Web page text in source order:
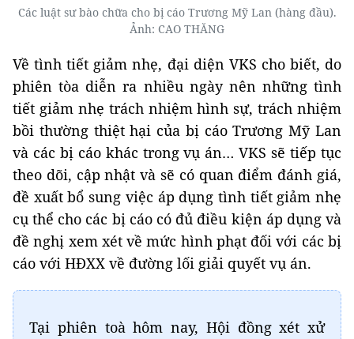
Các luật sư bào chữa cho bị cáo Trương Mỹ Lan (hàng đầu).
Ảnh: CAO THĂNG
Về tình tiết giảm nhẹ, đại diện VKS cho biết, do
phiên tòa diễn ra nhiều ngày nên những tình
tiết giảm nhẹ trách nhiệm hình sự, trách nhiệm
bồi thường thiệt hại của bị cáo Trương Mỹ Lan
và các bị cáo khác trong vụ án… VKS sẽ tiếp tục
theo dõi, cập nhật và sẽ có quan điểm đánh giá,
đề xuất bổ sung việc áp dụng tình tiết giảm nhẹ
cụ thể cho các bị cáo có đủ điều kiện áp dụng và
đề nghị xem xét về mức hình phạt đối với các bị
cáo với HĐXX về đường lối giải quyết vụ án.
Tại phiên toà hôm nay, Hội đồng xét xử